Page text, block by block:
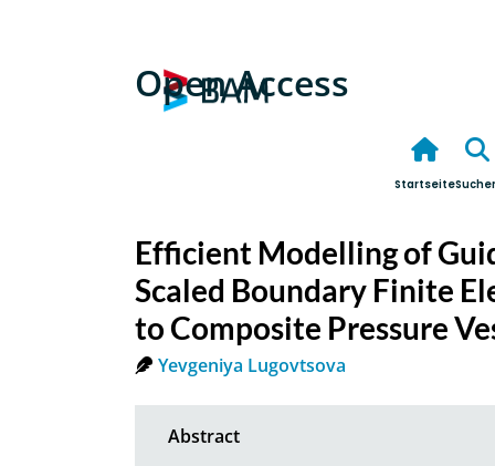
Open Access
Startseite
Efficient Modelling of
Scaled Boundary Finite
to Composite Pressure
Yevgeniya Lugovtsova